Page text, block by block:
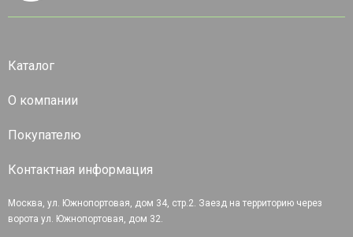
Каталог
О компании
Покупателю
Контактная информация
Москва, ул. Южнопортовая, дом 34, стр.2. Заезд на территорию через
ворота ул. Южнопортовая, дом 32.